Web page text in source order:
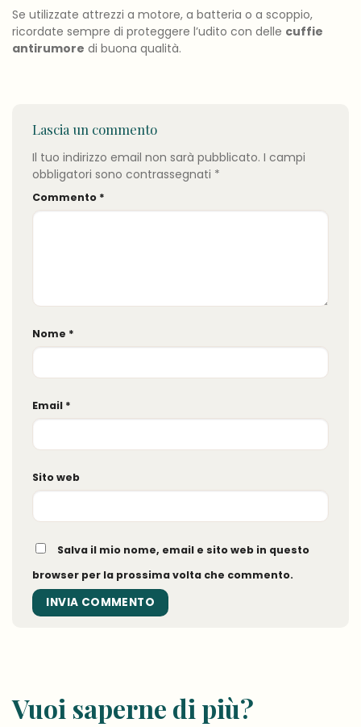
Se utilizzate attrezzi a motore, a batteria o a scoppio,
ricordate sempre di proteggere l’udito con delle cuffie
antirumore di buona qualità.
Lascia un commento
Il tuo indirizzo email non sarà pubblicato. I campi
obbligatori sono contrassegnati *
Commento *
Nome *
Email *
Sito web
Salva il mio nome, email e sito web in questo
browser per la prossima volta che commento.
Vuoi saperne di più?